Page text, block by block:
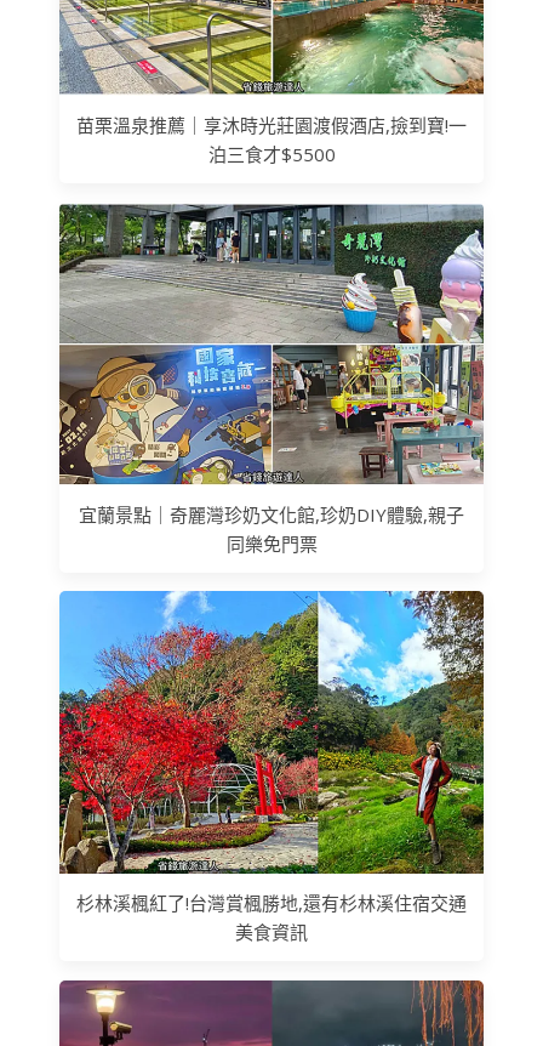
苗栗溫泉推薦｜享沐時光莊園渡假酒店,撿到寶!一
泊三食才$5500
宜蘭景點｜奇麗灣珍奶文化館,珍奶DIY體驗,親子
同樂免門票
杉林溪楓紅了!台灣賞楓勝地,還有杉林溪住宿交通
美食資訊